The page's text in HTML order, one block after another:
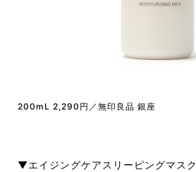
200mL 2,290円／無印良品 銀座
▼エイジングケアスリーピングマスク